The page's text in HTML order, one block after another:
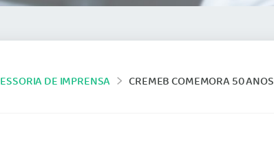
DE IMPRENSA CREMEB COMEMORA 50 ANOS